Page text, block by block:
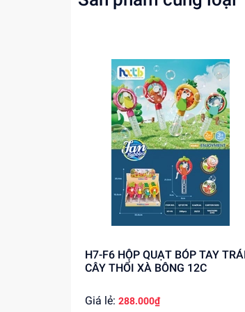
Mua ngay quạt bông hoa tay
buôn. Liên hệ ngay để được tư
H7-F6 HỘP QUẠT BÓP TAY TRÁI
CÂY THỔI XÀ BÔNG 12C
Giá lẻ: 288.000₫